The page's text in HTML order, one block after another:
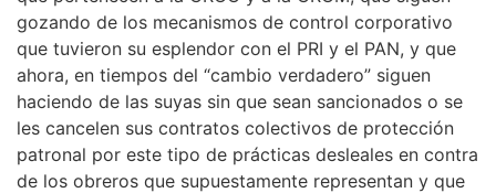
gozando de los mecanismos de control corporativo
que tuvieron su esplendor con el PRI y el PAN, y que
ahora, en tiempos del “cambio verdadero” siguen
haciendo de las suyas sin que sean sancionados o se
les cancelen sus contratos colectivos de protección
patronal por este tipo de prácticas desleales en contra
de los obreros que supuestamente representan y que